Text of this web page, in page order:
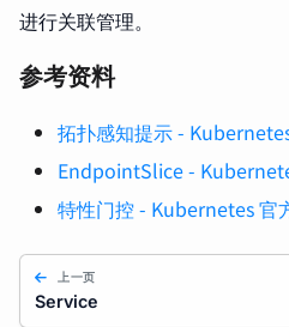
进行关联管理。
参考资料
拓扑感知提示 -
EndpointSlice -
特性门控 - Kubernetes 官
上一页
Service